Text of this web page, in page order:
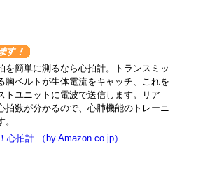
を簡単に測るなら心拍計。トランスミッ
胸ベルトが生体電流をキャッチ、これを
トユニットに電波で送信します。リア
拍数が分かるので、心肺機能のトレーニ
心拍計 （by Amazon.co.jp）